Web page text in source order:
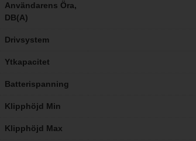
Användarens Öra,
DB(A)
Drivsystem
Ytkapacitet
Batterispanning
Klipphöjd Min
Klipphöjd Max